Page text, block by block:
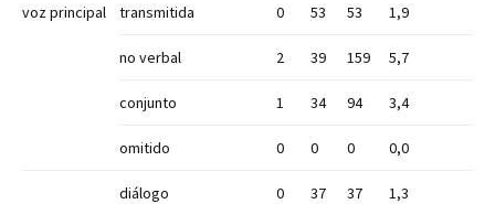
voz principal transmitida 0 53 53 1,9
no verbal 2 39 159 5,7
conjunto 1 34 94 3,4
omitido 0 0 0 0,0
diálogo 0 37 37 1,3